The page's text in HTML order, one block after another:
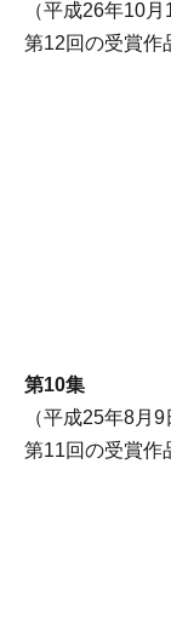
（平成26年10月
第12回の受賞作
第10集
（平成25年8月9
第11回の受賞作